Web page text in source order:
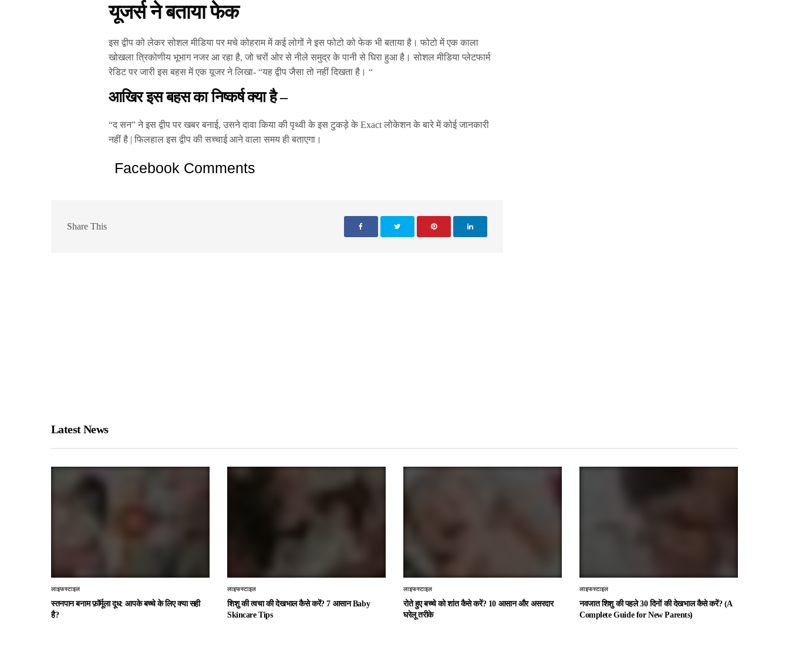
यूजर्स ने बताया फेक
इस द्वीप को लेकर सोशल मीडिया पर मचे कोहराम में कई लोगों ने इस फोटो को फेक भी बताया है। फोटो में एक काला
खोखला त्रिकोणीय भूभाग नजर आ रहा है, जो चरों ओर से नीले समुद्र के पानी से घिरा हुआ है। सोशल मीडिया प्लेटफार्म
रेडिट पर जारी इस बहस में एक यूजर ने लिखा- “यह द्वीप जैसा तो नहीं दिखता है। “
आखिर इस बहस का निष्कर्ष क्या है –
“द सन” ने इस द्वीप पर खबर बनाई, उसने दावा किया की पृथ्वी के इस टुकड़े के Exact लोकेशन के बारे में कोई जानकारी
नहीं है | फिलहाल इस द्वीप की सच्चाई आने वाला समय ही बताएगा।
Facebook Comments
Share This
Latest News
लाइफस्टाइल
स्तनपान बनाम फ़ॉर्मूला दूध: आपके बच्चे के लिए क्या सही
है?
लाइफस्टाइल
शिशु की त्वचा की देखभाल कैसे करें? 7 आसान Baby
Skincare Tips
लाइफस्टाइल
रोते हुए बच्चे को शांत कैसे करें? 10 आसान और असरदार
घरेलू तरीके
लाइफस्टाइल
नवजात शिशु की पहले 30 दिनों की देखभाल कैसे करें? (A
Complete Guide for New Parents)